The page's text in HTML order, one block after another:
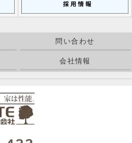
問い合わせ
会社情報